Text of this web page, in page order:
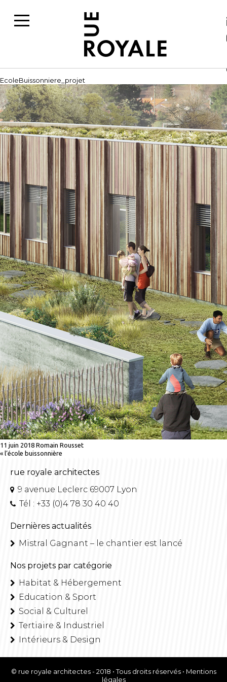
EcoleBuissonniere_projet
11 juin 2018 Romain Rousset
« l’école buissonnière
rue royale architectes
9 avenue Leclerc 69007 Lyon
Tél : +33 (0)4 78 30 40 40
Dernières actualités
Mistral Gagnant – le chantier est lancé
Nos projets par catégorie
Habitat & Hébergement
Education & Sport
Social & Culturel
Tertiaire & Industriel
Intérieurs & Design
© rue royale architectes - 2018 • Tous droits réservés • Mentions
légales